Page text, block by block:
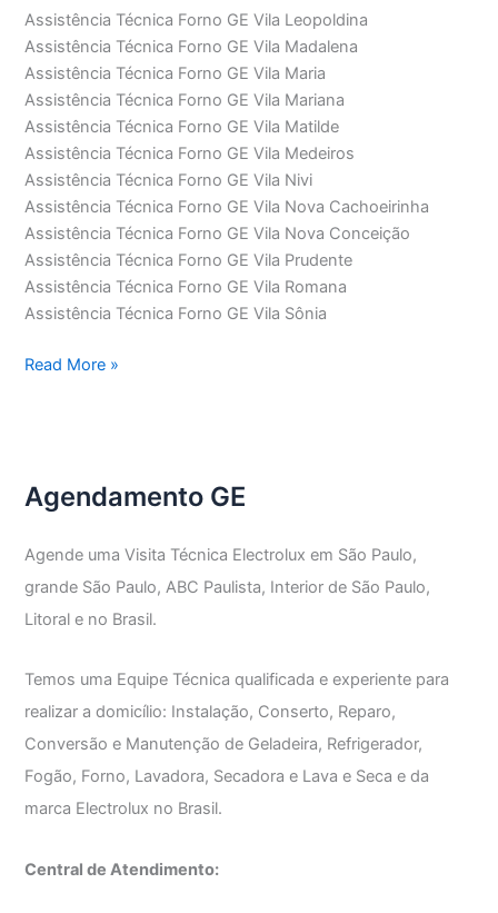
Assistência Técnica Forno GE Vila Leopoldina
Assistência Técnica Forno GE Vila Madalena
Assistência Técnica Forno GE Vila Maria
Assistência Técnica Forno GE Vila Mariana
Assistência Técnica Forno GE Vila Matilde
Assistência Técnica Forno GE Vila Medeiros
Assistência Técnica Forno GE Vila Nivi
Assistência Técnica Forno GE Vila Nova Cachoeirinha
Assistência Técnica Forno GE Vila Nova Conceição
Assistência Técnica Forno GE Vila Prudente
Assistência Técnica Forno GE Vila Romana
Assistência Técnica Forno GE Vila Sônia
Assistência
Read More »
Agendamento GE
Agende uma Visita Técnica Electrolux em São Paulo,
grande São Paulo, ABC Paulista, Interior de São Paulo,
Litoral e no Brasil.
Temos uma Equipe Técnica qualificada e experiente para
realizar a domicílio: Instalação, Conserto, Reparo,
Conversão e Manutenção de Geladeira, Refrigerador,
Fogão, Forno, Lavadora, Secadora e Lava e Seca e da
marca Electrolux no Brasil.
Central de Atendimento: